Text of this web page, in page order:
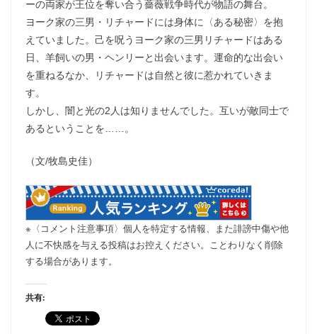
ーの両家が王位を奪い合う薔薇戦争時代が物語の舞台。
ヨーク家の三男・リチャードには身体に〈ある秘密〉を抱
えていました。己を呪うヨーク家の三男リチャードはある
日、羊飼いの男・ヘンリーと出会います。運命的な出会い
を重ねるなか、リチャードは自然と彼に惹かれていきま
す。
しかし、闇と光の2人は知りませんでした。互いが敵同士で
あるということを……。
（文/牧島史佳）
※〈コメント注意事項〉個人を特定する情報、また誹謗中傷や他
人に不快感を与える投稿はお控えください。ことわりなく削除
する場合があります。
共有: